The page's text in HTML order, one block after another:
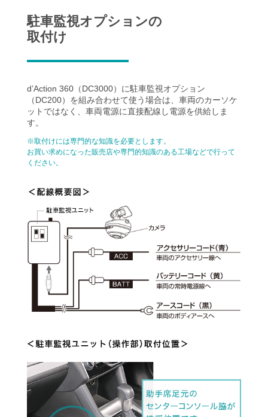
駐車監視オプションの
取付け
d’Action 360（DC3000）に駐車監視オプション
（DC200）を組み合わせて使う場合は、 車両のカーソケ
ットではなく、車両電源に直接配線し電源を供給しま
す。
※取付けには専門的な知識を必要とします。
お買い求めになった販売店や専門的知識のある工場などで行って
ください。